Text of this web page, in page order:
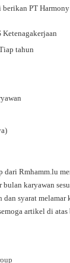
PT
Ketenagakerjaan
tahun
dari Rmhamm.lu
bulan karyawan
syarat melamar
artikel di atas